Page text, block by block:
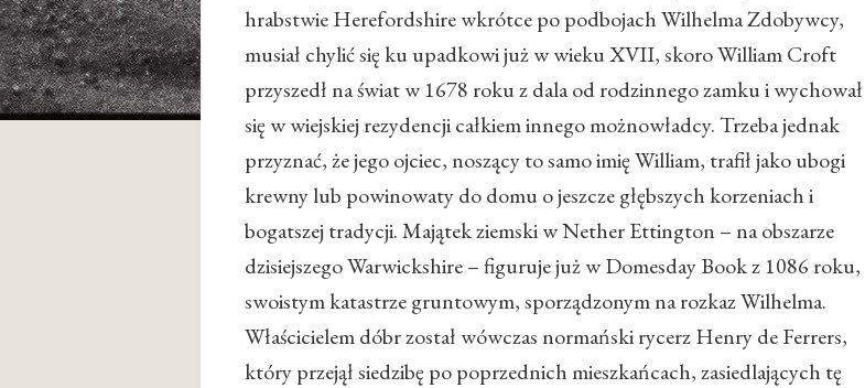
hrabstwie Herefordshire wkrótce po podbojach Wilhelma Zdobywcy,
musiał chylić się ku upadkowi już w wieku XVII, skoro William Croft
przyszedł na świat w 1678 roku z dala od rodzinnego zamku i wychował
się w wiejskiej rezydencji całkiem innego możnowładcy. Trzeba jednak
przyznać, że jego ojciec, noszący to samo imię William, trafił jako ubogi
krewny lub powinowaty do domu o jeszcze głębszych korzeniach i
bogatszej tradycji. Majątek ziemski w Nether Ettington – na obszarze
dzisiejszego Warwickshire – figuruje już w Domesday Book z 1086 roku,
swoistym katastrze gruntowym, sporządzonym na rozkaz Wilhelma.
Właścicielem dóbr został wówczas normański rycerz Henry de Ferrers,
który przejął siedzibę po poprzednich mieszkańcach, zasiedlających tę